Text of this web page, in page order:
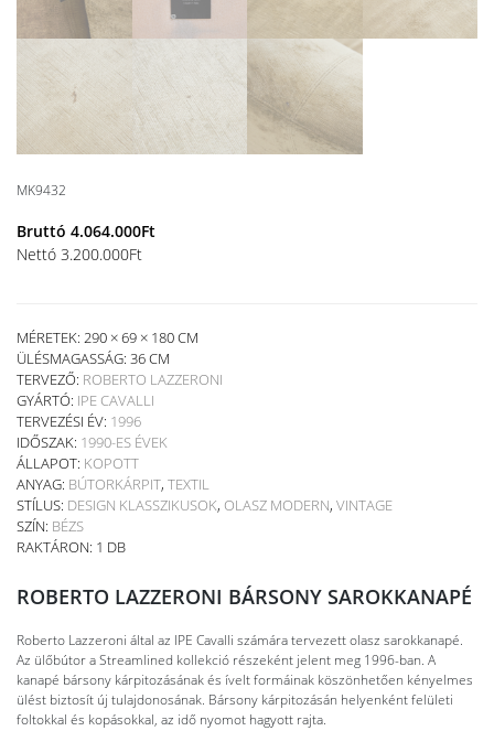
MK9432
Bruttó 4.064.000Ft
Nettó 3.200.000Ft
MÉRETEK: 290 × 69 × 180 CM
ÜLÉSMAGASSÁG: 36 CM
TERVEZŐ: ROBERTO LAZZERONI
GYÁRTÓ: IPE CAVALLI
TERVEZÉSI ÉV: 1996
IDŐSZAK: 1990-ES ÉVEK
ÁLLAPOT: KOPOTT
ANYAG: BÚTORKÁRPIT, TEXTIL
STÍLUS: DESIGN KLASSZIKUSOK, OLASZ MODERN, VINTAGE
SZÍN: BÉZS
RAKTÁRON: 1 DB
ROBERTO LAZZERONI BÁRSONY SAROKKANAPÉ
Roberto Lazzeroni által az IPE Cavalli számára tervezett olasz sarokkanapé.
Az ülőbútor a Streamlined kollekció részeként jelent meg 1996-ban. A
kanapé bársony kárpitozásának és ívelt formáinak köszönhetően kényelmes
ülést biztosít új tulajdonosának. Bársony kárpitozásán helyenként felületi
foltokkal és kopásokkal, az idő nyomot hagyott rajta.